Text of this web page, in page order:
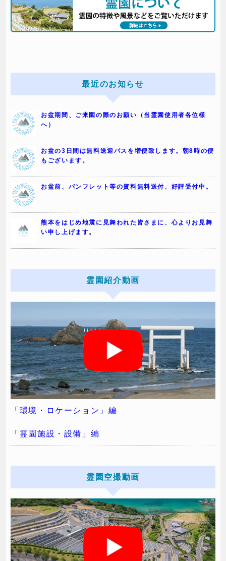
最近のお知らせ
お盆期間、ご来園の際のお願い（当霊園使用者各位様
へ）
お盆の3日間は無料送迎バスを増便致します。朝8時の便
もございます。
お盆前、パンフレット等の資料無料送付、好評受付中。
熊本をはじめ地震に見舞われた皆さまに、心よりお見舞
い申し上げます。
霊園紹介動画
「環境・ロケーション」編
「霊園施設・設備」編
霊園空撮動画